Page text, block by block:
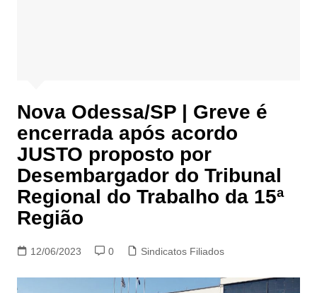
Nova Odessa/SP | Greve é
encerrada após acordo
JUSTO proposto por
Desembargador do Tribunal
Regional do Trabalho da 15ª
Região
12/06/2023 0 Sindicatos Filiados